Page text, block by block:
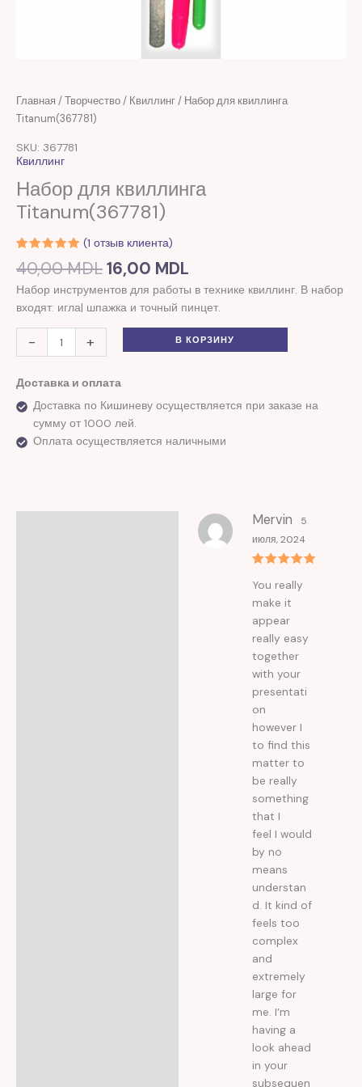
Главная /Творчество/ Квиллинг/ Набор для квиллинга
Titanum(367781)
SKU: 367781
Квиллинг
Набор для квиллинга
Titanum(367781)
Рейтинг
5.00из 5
на основе
опроса
1
пользователя
(1 отзыв клиента)
40,00MDL
Первоначальная
16,00 MDL
Текущая
Набор инструментов для работы в технике квиллинг. В набор
входят: игла| шпажка и точный пинцет.
-
Количество
товара
для
Titanum(367781)
+ В КОРЗИНУ
Доставка и оплата
Доставка по Кишиневу осуществляется при заказе на
сумму от 1000 лей.
Оплата осуществляется наличными
из 5
Mervin
5
июля, 2024
You really
make it
appear
really easy
together
with your
presentati
on
however I
to find this
matter to
be really
something
that I
feel I would
by no
means
understan
d. It kind of
feels too
complex
and
extremely
large for
me. I’m
having a
look ahead
in your
subsequen